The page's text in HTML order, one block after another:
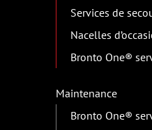
Services de
Nacelles
Bronto One®
Maintenance
Bronto One®